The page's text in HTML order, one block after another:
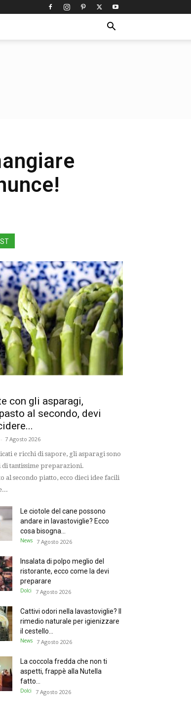
con gli asparagi,
al secondo, devi
- 7 Agosto 2026
e ricchi di sapore, gli asparagi sono
tantissime preparazioni.
al secondo piatto, ecco dieci idee facili
Le ciotole del cane possono
andare in lavastoviglie? Ecco
cosa bisogna...
News 7 Agosto 2026
Insalata di polpo meglio del
ristorante, ecco come la devi
preparare
Dolci 7 Agosto 2026
Cattivi odori nella lavastoviglie? Il
rimedio naturale per igienizzare
il cestello...
News 7 Agosto 2026
La coccola fredda che non ti
aspetti, frappè alla Nutella
fatto...
Dolci 7 Agosto 2026